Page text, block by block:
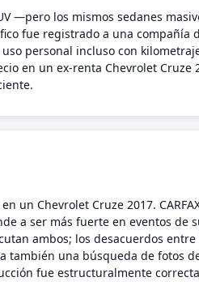
—pero los mismos sedanes
fue registrado a una compañía
personal incluso con
en un ex-renta Chevrolet Cruze
un Chevrolet Cruze 2017.
a ser más fuerte en eventos de
ambos; los desacuerdos
también una búsqueda de fotos
fue estructuralmente